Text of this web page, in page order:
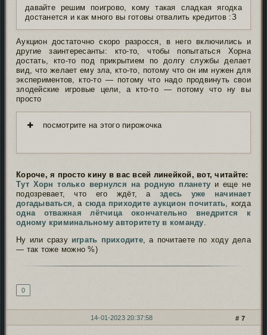
давайте решим поигрово, кому такая сладкая ягодка
достанется и как много вы готовы отвалить кредитов :З
Аукцион достаточно скоро разросся, в него включились и
другие заинтересанты: кто-то, чтобы попытаться Хорна
достать, кто-то под прикрытием по долгу службы делает
вид, что желает ему зла, кто-то, потому что он им нужен для
экспериментов, кто-то — потому что надо продвинуть свои
злодейские игровые цели, а кто-то — потому что ну вы
просто
посмотрите на этого пирожочка
Короче, я просто кину в вас всей линейкой, вот, читайте:
Тут Хорн только вернулся на родную планету и еще не
подозревает, что его ждёт, аздесь уже начинает
догадываться, а сюда приходите аукцион почитать, когда
одна отважная лётчица окончательно внедрится к
одному криминальному авторитету в команду.
Ну или сразу играть приходите, а почитаете по ходу дела
— так тоже можно %)
0
7
14-01-2023 20:37:58